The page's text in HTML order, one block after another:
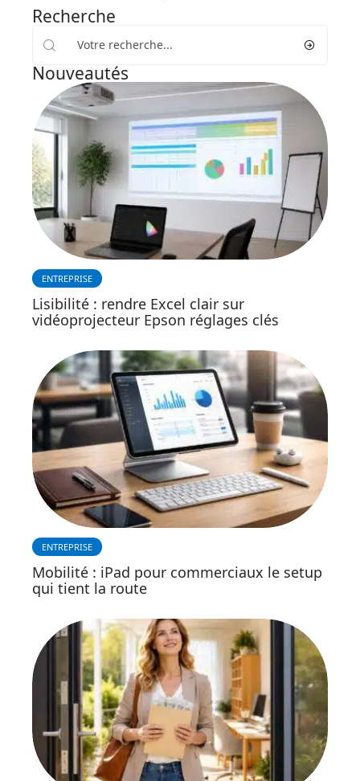
Recherche
Nouveautés
ENTREPRISE
Lisibilité : rendre Excel clair sur
vidéoprojecteur Epson réglages clés
ENTREPRISE
Mobilité : iPad pour commerciaux le setup
qui tient la route